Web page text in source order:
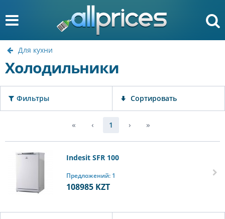
Для кухни
Холодильники
Фильтры Сортировать
« ‹ 1 › »
Indesit SFR 100
Предложений: 1
108985 KZT